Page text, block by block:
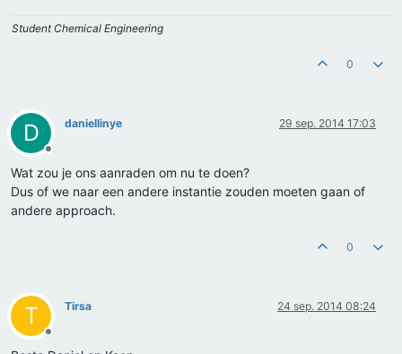
Student Chemical Engineering
0
D
Offline
daniellinye 29 sep. 2014 17:03
Wat zou je ons aanraden om nu te doen?
Dus of we naar een andere instantie zouden moeten gaan of
andere approach.
0
T
Offline
Tirsa 24 sep. 2014 08:24